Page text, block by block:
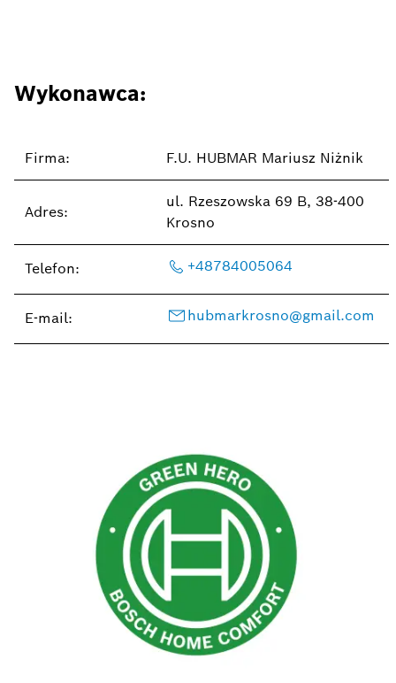
Wykonawca:
Firma: F.U. HUBMAR Mariusz Niżnik
Adres:
ul. Rzeszowska 69 B, 38-400
Krosno
Telefon: +48784005064
E-mail: hubmarkrosno@gmail.com